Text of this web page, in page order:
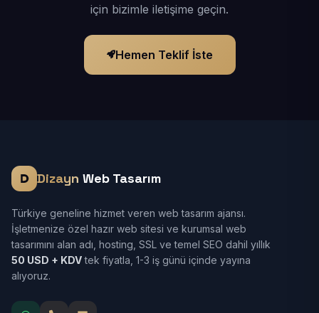
için bizimle iletişime geçin.
Hemen Teklif İste
Dizayn Web Tasarım
Türkiye geneline hizmet veren web tasarım ajansı.
İşletmenize özel hazır web sitesi ve kurumsal web
tasarımını alan adı, hosting, SSL ve temel SEO dahil yıllık
50 USD + KDVtek fiyatla, 1-3 iş günü içinde yayına
alıyoruz.